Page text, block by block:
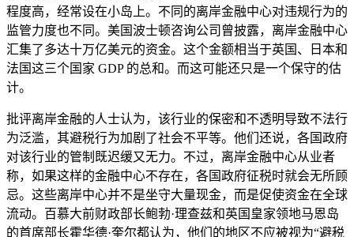
程度高，经常设在小岛上。不同的离岸金融中心对违规行为的
监管力度也不同。美国波士顿咨询公司曾披露，离岸金融中心
汇集了多达十万亿美元的资金。这个金额相当于英国、日本和
法国这三个国家 GDP 的总和。而这可能还只是一个保守的估
计。
批评离岸金融的人士认为，该行业的保密和不透明导致不法行
为泛滥，其避税行为加剧了社会不平等。他们还说，各国政府
对该行业的管制既迟缓又无力。不过，离岸金融中心从业者
称，如果这样的金融中心不存在，各国政府征税时就会无所顾
忌。这些离岸中心并不是坐守大量现金，而是促使资金在全球
流动。百慕大前财政部长鲍勃·理查兹和英国皇家领地马恩岛
的首席部长霍华德·奎尔都认为，他们的地区不应被视为“避税